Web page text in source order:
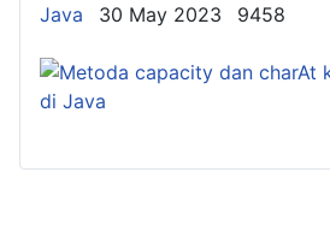
Details
Java 30 May 2023 9458